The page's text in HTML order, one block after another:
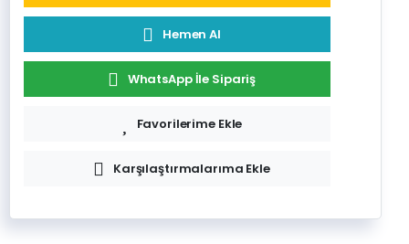
Hemen Al
WhatsApp İle Sipariş
Favorilerime Ekle
Karşılaştırmalarıma Ekle